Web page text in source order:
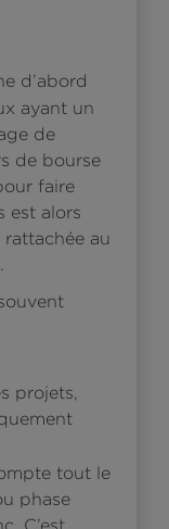
d’abord
ayant un
de
de bourse
faire
est alors
au
projets,
tout le
phase
C’est